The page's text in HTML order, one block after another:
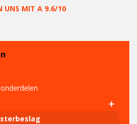
UNS MIT A 9.6/10